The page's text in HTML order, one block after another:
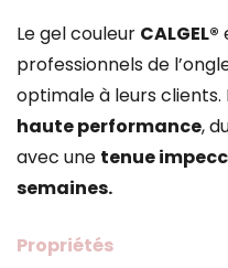
Le gel couleur CALGEL®
professionnels de
optimale à leurs clients.
haute performance,
avec une tenue
semaines.
Propriétés